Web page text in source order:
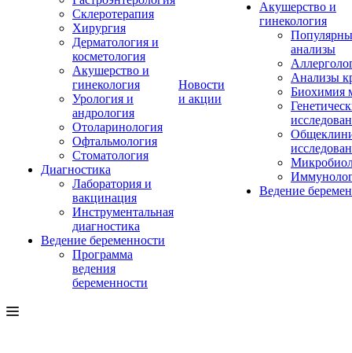
Склеротерапия
Хирургия
Дерматология и
косметология
Акушерство и
гинекология
Урология и
андрология
Отоларинология
Офтальмология
Стоматология
Диагностика
Лаборатория и
вакцинация
Инструментальная
диагностика
Ведение беременности
Программа
ведения
беременности
Новости
и акции
Акушерство и
гинекология
анализы
Анализы
Биохимия
Ведение